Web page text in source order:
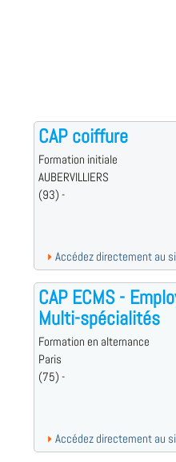
CAP coiffure
Formation initiale
AUBERVILLIERS
(93) -
Accédez directement au
CAP ECMS -
Multi-spécialités
Formation en alternance
Paris
(75) -
Accédez directement au